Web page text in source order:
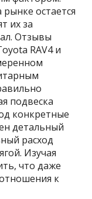
остается
их за
Отзывы
RAV4 и
подвеска
конкретные
детальный
расход
Изучая
что даже
к